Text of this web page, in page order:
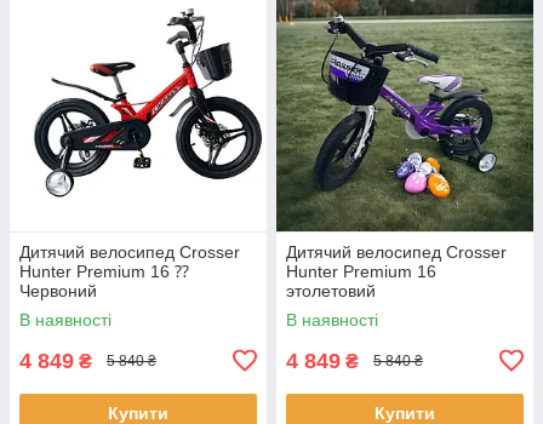
Дитячий велосипед Crosser
Hunter Premium 16 ⁇
Червоний
В наявності
4 849 ₴ 5 840 ₴
Купити
Дитячий велосипед Crosser
Hunter Premium 16
этолетовий
В наявності
4 849 ₴ 5 840 ₴
Купити